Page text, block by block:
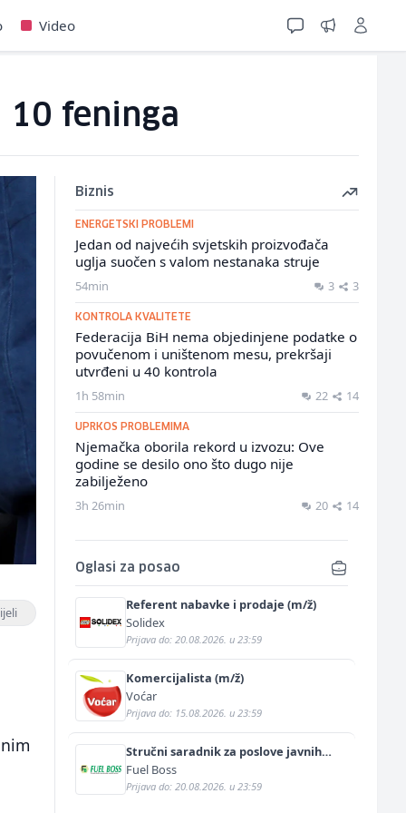
Video
10 feninga
Biznis
ENERGETSKI PROBLEMI
Jedan od najvećih svjetskih proizvođača
uglja suočen s valom nestanaka struje
54min 3 3
KONTROLA KVALITETE
Federacija BiH nema objedinjene podatke o
povučenom i uništenom mesu, prekršaji
utvrđeni u 40 kontrola
1h 58min 22 14
UPRKOS PROBLEMIMA
Njemačka oborila rekord u izvozu: Ove
godine se desilo ono što dugo nije
zabilježeno
3h 26min 20 14
Oglasi za posao
Referent nabavke i prodaje (m/ž)
Solidex
Prijava do: 20.08.2026. u 23:59
Komercijalista (m/ž)
Voćar
Prijava do: 15.08.2026. u 23:59
Stručni saradnik za poslove javnih
nabavki (m/ž)
Fuel Boss
Prijava do: 20.08.2026. u 23:59